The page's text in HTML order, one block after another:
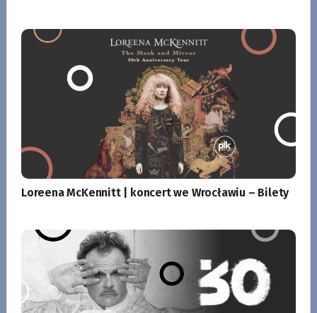
Loreena McKennitt | koncert we Wrocławiu – Bilety